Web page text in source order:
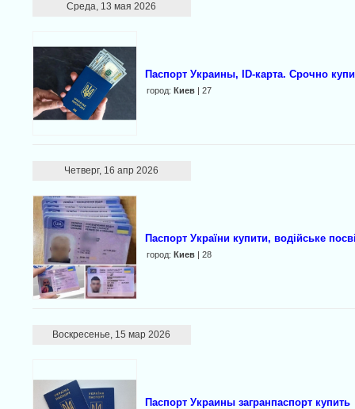
Среда, 13 мая 2026
Паспорт Украины, ID-карта. Срочно
город: Киев| 27
Четверг, 16 апр 2026
Паспорт України купити, водійське
город: Киев| 28
Воскресенье, 15 мар 2026
Паспорт Украины загранпаспорт купить